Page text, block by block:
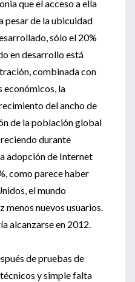
que el acceso a ella
pesar de la ubicuidad
sólo el 20%
en desarrollo está
combinada con
económicos, la
del ancho de
de la población global
durante
adopción de Internet
como parece haber
el mundo
menos nuevos usuarios.
alcanzarse en 2012.
de pruebas de
y simple falta